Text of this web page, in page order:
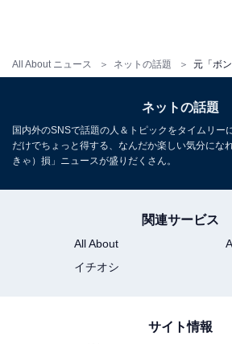
All About ニュース ネットの話題
ネットの話題
国内外のSNSで話題の人＆トピックをタイムリー
だけでちょっと得する、なんだか楽しい気分にな
きゃ）損」ニュースが盛りだくさん。
関連サービス
All About
イチオシ
サイト情報